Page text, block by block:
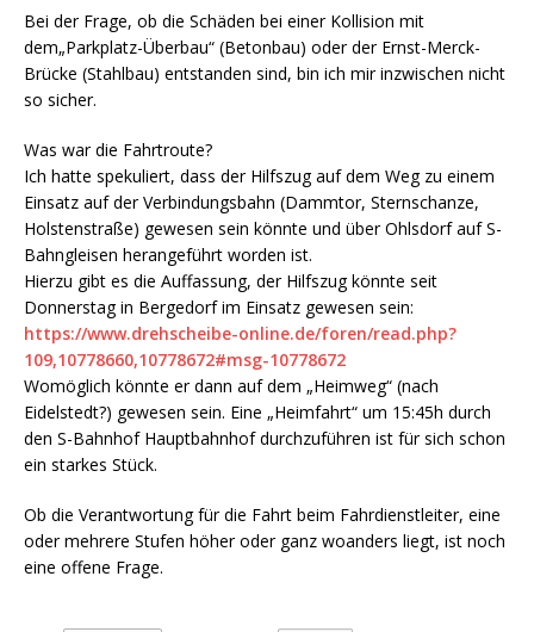
Bei der Frage, ob die Schäden bei einer Kollision mit
dem„Parkplatz-Überbau“ (Betonbau) oder der Ernst-Merck-
Brücke (Stahlbau) entstanden sind, bin ich mir inzwischen nicht
so sicher.
Was war die Fahrtroute?
Ich hatte spekuliert, dass der Hilfszug auf dem Weg zu einem
Einsatz auf der Verbindungsbahn (Dammtor, Sternschanze,
Holstenstraße) gewesen sein könnte und über Ohlsdorf auf S-
Bahngleisen herangeführt worden ist.
Hierzu gibt es die Auffassung, der Hilfszug könnte seit
Donnerstag in Bergedorf im Einsatz gewesen sein:
https://www.drehscheibe-online.de/foren/read.php?
109,10778660,10778672#msg-10778672
Womöglich könnte er dann auf dem „Heimweg“ (nach
Eidelstedt?) gewesen sein. Eine „Heimfahrt“ um 15:45h durch
den S-Bahnhof Hauptbahnhof durchzuführen ist für sich schon
ein starkes Stück.
Ob die Verantwortung für die Fahrt beim Fahrdienstleiter, eine
oder mehrere Stufen höher oder ganz woanders liegt, ist noch
eine offene Frage.